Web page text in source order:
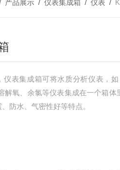
产品展示 / 仪表集成箱 / 仪表 /
仪表集成箱可将水质分析仪表，如
解氧、余氯等仪表集成在一个箱体
防水、气密性好等特点。